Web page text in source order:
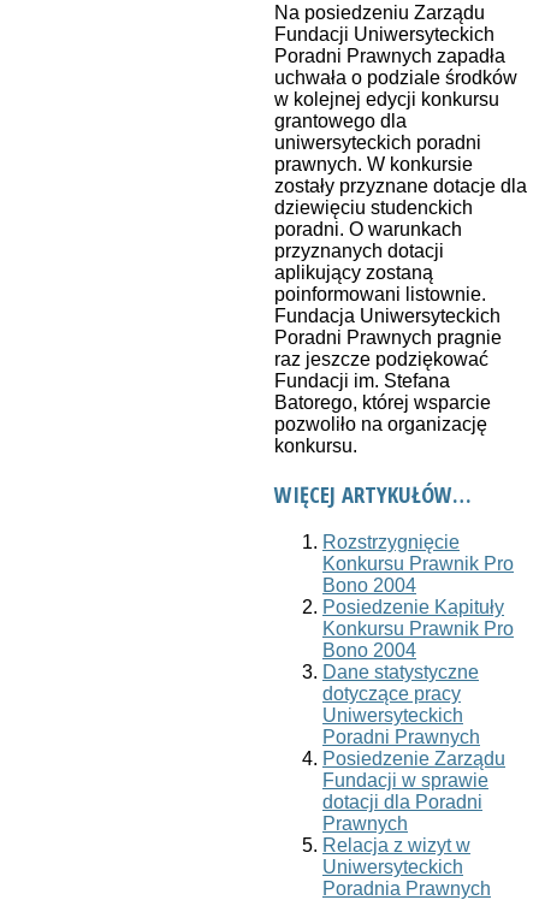
Na posiedzeniu Zarządu
Fundacji Uniwersyteckich
Poradni Prawnych zapadła
uchwała o podziale środków
w kolejnej edycji konkursu
grantowego dla
uniwersyteckich poradni
prawnych. W konkursie
zostały przyznane dotacje dla
dziewięciu studenckich
poradni. O warunkach
przyznanych dotacji
aplikujący zostaną
poinformowani listownie.
Fundacja Uniwersyteckich
Poradni Prawnych pragnie
raz jeszcze podziękować
Fundacji im. Stefana
Batorego, której wsparcie
pozwoliło na organizację
konkursu.
WIĘCEJ ARTYKUŁÓW…
Rozstrzygnięcie
Konkursu Prawnik Pro
Bono 2004
Posiedzenie Kapituły
Konkursu Prawnik Pro
Bono 2004
Dane statystyczne
dotyczące pracy
Uniwersyteckich
Poradni Prawnych
Posiedzenie Zarządu
Fundacji w sprawie
dotacji dla Poradni
Prawnych
Relacja z wizyt w
Uniwersyteckich
Poradnia Prawnych